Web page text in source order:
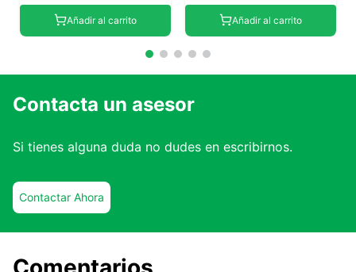
Añadir al carrito Añadir al carrito
Contacta un asesor
Si tienes alguna duda no dudes en escribirnos.
Contactar Ahora